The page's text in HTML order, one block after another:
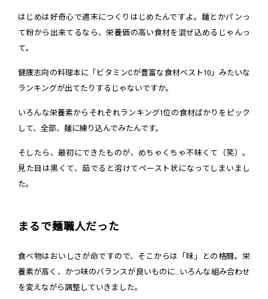
はじめは好奇心で週末につくりはじめたんですよ。麺とかパンっ
て粉から出来てるなら、栄養価の高い食材を混ぜ込めるじゃんっ
て。
健康志向の料理本に「ビタミンCが豊富な食材ベスト10」みたいな
ランキングが出てたりするじゃないですか。
いろんな栄養素からそれぞれランキング1位の食材ばかりをピック
して、全部、麺に練り込んでみたんです。
そしたら、最初にできたものが、めちゃくちゃ不味くて（笑）。
見た目は黒くて、茹でると溶けてペースト状になってしまいまし
た。
まるで麺職人だった
食べ物はおいしさが命ですので、そこからは「味」との格闘。栄
養素が高く、かつ味のバランスが良いものに…いろんな組み合わせ
を変えながら調整していきました。